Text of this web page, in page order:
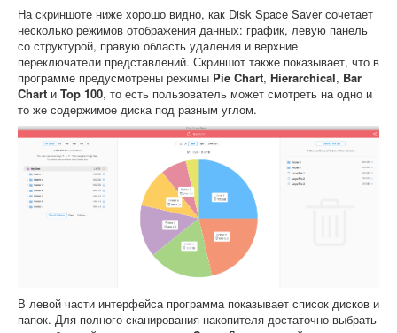
На скриншоте ниже хорошо видно, как Disk Space Saver сочетает
несколько режимов отображения данных: график, левую панель
со структурой, правую область удаления и верхние
переключатели представлений. Скриншот также показывает, что в
программе предусмотрены режимы Pie Chart, Hierarchical, Bar
Chart и Top 100, то есть пользователь может смотреть на одно и
то же содержимое диска под разным углом.
В левой части интерфейса программа показывает список дисков и
папок. Для полного сканирования накопителя достаточно выбрать